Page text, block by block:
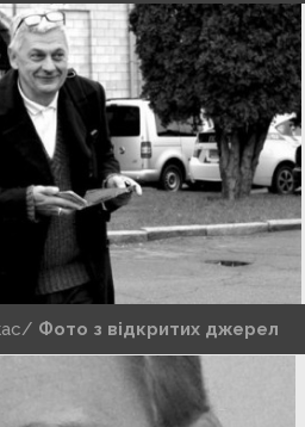
Фото з відкритих джерел